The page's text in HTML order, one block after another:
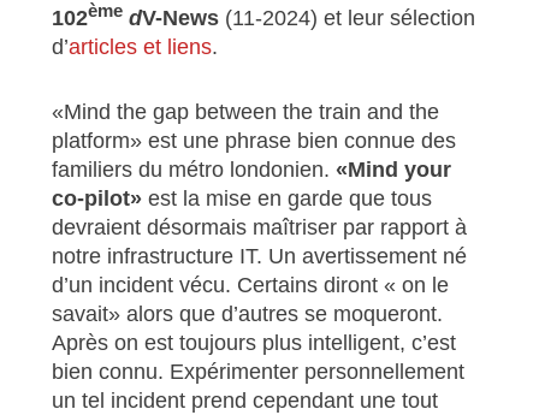
102ème dV-News (11-2024) et leur sélection
d’articles et liens.
«Mind the gap between the train and the
platform» est une phrase bien connue des
familiers du métro londonien. «Mind your
co-pilot» est la mise en garde que tous
devraient désormais maîtriser par rapport à
notre infrastructure IT. Un avertissement né
d’un incident vécu. Certains diront « on le
savait» alors que d’autres se moqueront.
Après on est toujours plus intelligent, c’est
bien connu. Expérimenter personnellement
un tel incident prend cependant une tout